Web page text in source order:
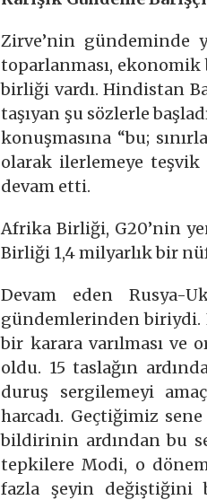
Zirve’nin gündeminde
toparlanması, ekonomik
birliği vardı. Hindistan
taşıyan şu sözlerle
konuşmasına “bu;
olarak ilerlemeye teşvik
devam etti.
Afrika Birliği, G20’nin
Birliği 1,4 milyarlık bir
Devam eden Rusya-
gündemlerinden biriydi.
bir karara varılması ve
oldu. 15 taslağın
duruş sergilemeyi
harcadı. Geçtiğimiz
bildirinin ardından bu
tepkilere Modi, o
fazla şeyin değiştiğini